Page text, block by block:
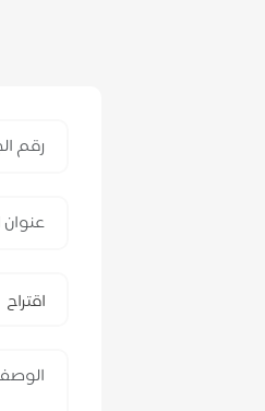
اقتراح